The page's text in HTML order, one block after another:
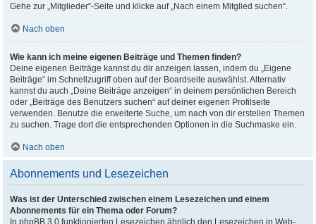
Gehe zur „Mitglieder“-Seite und klicke auf „Nach einem Mitglied suchen“.
Nach oben
Wie kann ich meine eigenen Beiträge und Themen finden?
Deine eigenen Beiträge kannst du dir anzeigen lassen, indem du „Eigene
Beiträge“ im Schnellzugriff oben auf der Boardseite auswählst. Alternativ
kannst du auch „Deine Beiträge anzeigen“ in deinem persönlichen Bereich
oder „Beiträge des Benutzers suchen“ auf deiner eigenen Profilseite
verwenden. Benutze die erweiterte Suche, um nach von dir erstellen Themen
zu suchen. Trage dort die entsprechenden Optionen in die Suchmaske ein.
Nach oben
Abonnements und Lesezeichen
Was ist der Unterschied zwischen einem Lesezeichen und einem
Abonnements für ein Thema oder Forum?
In phpBB 3.0 funktionierten Lesezeichen ähnlich den Lesezeichen in Web-